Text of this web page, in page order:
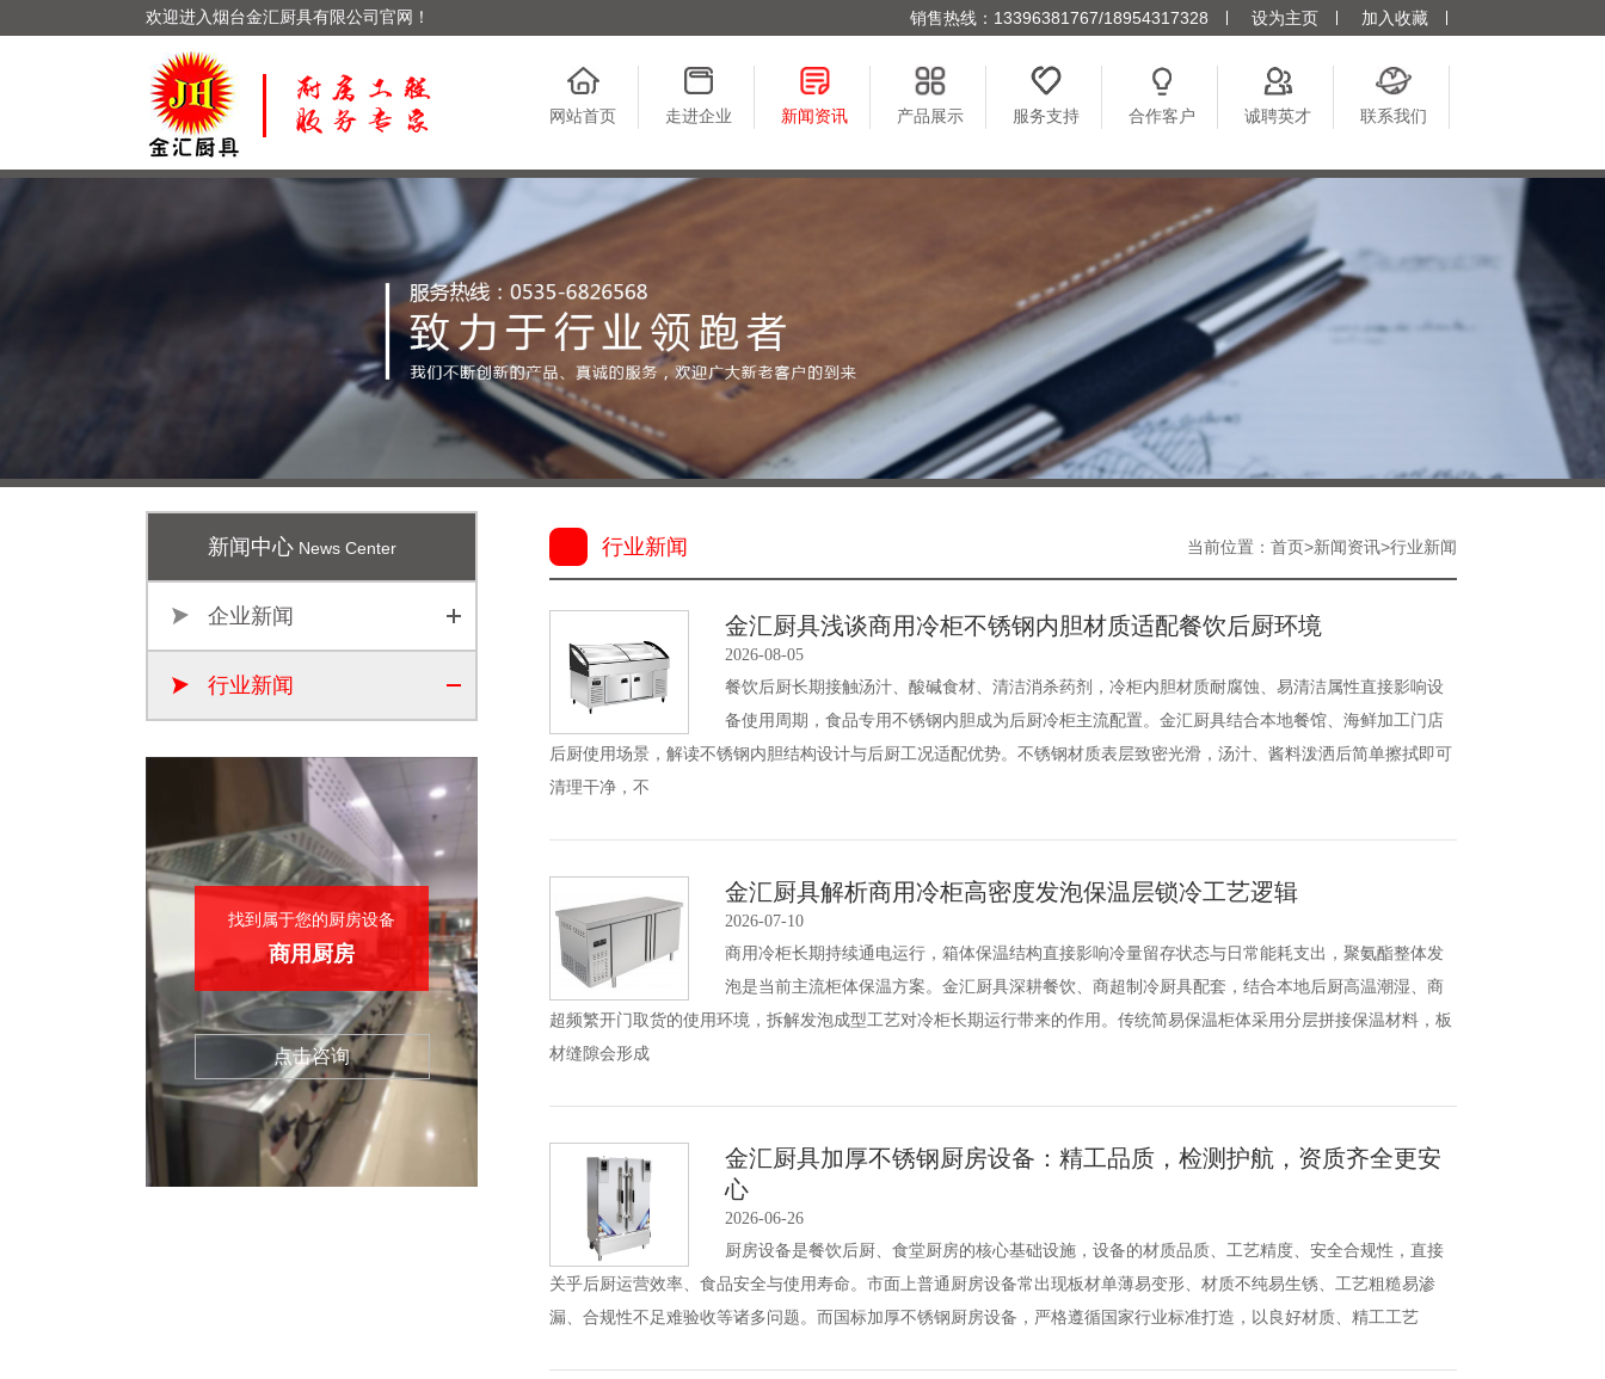
欢迎进入烟台金汇厨具有限公司官网！ 销售热线：13396381767/18954317328 设为主页 加入收藏
网站首页 走进企业 新闻资讯 产品展示 服务支持 合作客户 诚聘英才 联系我们
新闻中心 News Center
企业新闻
行业新闻
找到属于您的厨房设备
商用厨房
点击咨询
行业新闻 当前位置： 首页 >新闻资讯>行业新闻
金汇厨具浅谈商用冷柜不锈钢内胆材质适配餐饮后厨环境
2026-08-05
餐饮后厨长期接触汤汁、酸碱食材、清洁消杀药剂，冷柜内胆材质耐腐蚀、易清洁属性直接影响设
备使用周期，食品专用不锈钢内胆成为后厨冷柜主流配置。金汇厨具结合本地餐馆、海鲜加工门店
后厨使用场景，解读不锈钢内胆结构设计与后厨工况适配优势。不锈钢材质表层致密光滑，汤汁、酱料泼洒后简单擦拭即可
清理干净，不
金汇厨具解析商用冷柜高密度发泡保温层锁冷工艺逻辑
2026-07-10
商用冷柜长期持续通电运行，箱体保温结构直接影响冷量留存状态与日常能耗支出，聚氨酯整体发
泡是当前主流柜体保温方案。金汇厨具深耕餐饮、商超制冷厨具配套，结合本地后厨高温潮湿、商
超频繁开门取货的使用环境，拆解发泡成型工艺对冷柜长期运行带来的作用。传统简易保温柜体采用分层拼接保温材料，板
材缝隙会形成
金汇厨具加厚不锈钢厨房设备：精工品质，检测护航，资质齐全更安
心
2026-06-26
厨房设备是餐饮后厨、食堂厨房的核心基础设施，设备的材质品质、工艺精度、安全合规性，直接
关乎后厨运营效率、食品安全与使用寿命。市面上普通厨房设备常出现板材单薄易变形、材质不纯易生锈、工艺粗糙易渗
漏、合规性不足难验收等诸多问题。而国标加厚不锈钢厨房设备，严格遵循国家行业标准打造，以良好材质、精工工艺